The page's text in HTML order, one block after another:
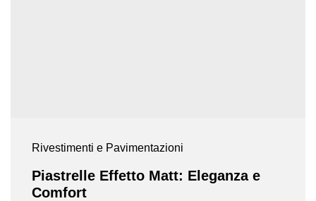
Rivestimenti e Pavimentazioni
Piastrelle Effetto Matt: Eleganza e
Comfort